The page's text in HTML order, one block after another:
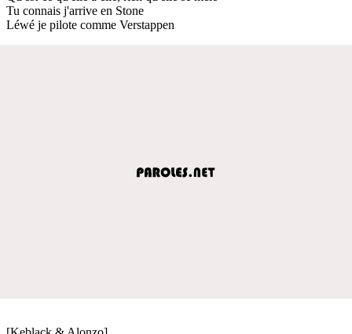
Tu connais j'arrive en Stone
Léwé je pilote comme Verstappen